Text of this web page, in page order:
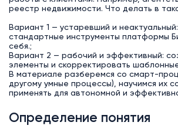
реестр недвижимости. Что делать в
Вариант 1 — устаревший и
стандартные инструменты платформы
себя.;
Вариант 2 — рабочий и эффективный:
элементы и скорректировать
В материале разберемся со смарт-
другому умные процессы), научимся их
применять для автономной и
Определение понятия